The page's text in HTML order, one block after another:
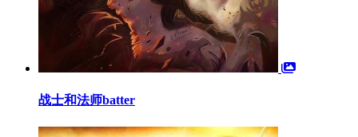
战士和法师batter